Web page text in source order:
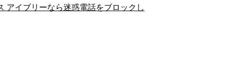
アイブリーなら迷惑電話をブロックし